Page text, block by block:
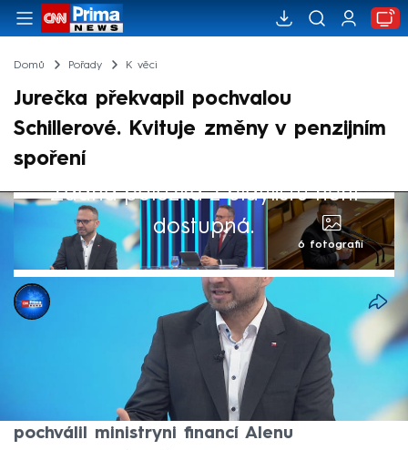
Domů Pořady K věci
Jurečka překvapil pochvalou
Schillerové. Kvituje změny v penzijním
spoření
Žádná položka z playlistu není
dostupná.
6 fotografií
CNN Prima NEWS
13. čvn 2026, 11:46
Bývalý ministr práce a sociálních věcí
Marian Jurečka (KDU-ČSL) v pořadu K věci
ve vysílání CNN Prima NEWS nečekaně
pochválil ministryni financí Alenu